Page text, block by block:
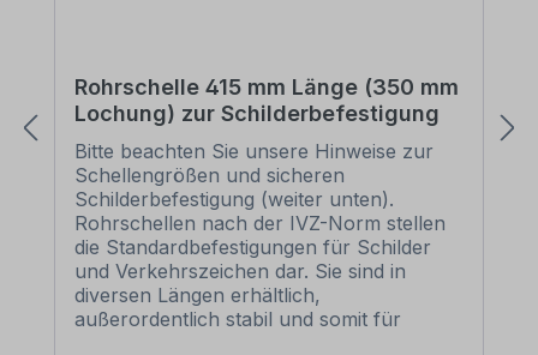
Rohrschelle 415 mm Länge (350 mm
Lochung) zur Schilderbefestigung
Bitte beachten Sie unsere Hinweise zur
Schellengrößen und sicheren
Schilderbefestigung (weiter unten).
Rohrschellen nach der IVZ-Norm stellen
die Standardbefestigungen für Schilder
und Verkehrszeichen dar. Sie sind in
diversen Längen erhältlich,
außerordentlich stabil und somit für